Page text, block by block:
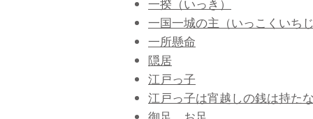
一揆（いっき）
一国一城の主（いっこくいち
一所懸命
隠居
江戸っ子
江戸っ子は宵越しの銭は持た